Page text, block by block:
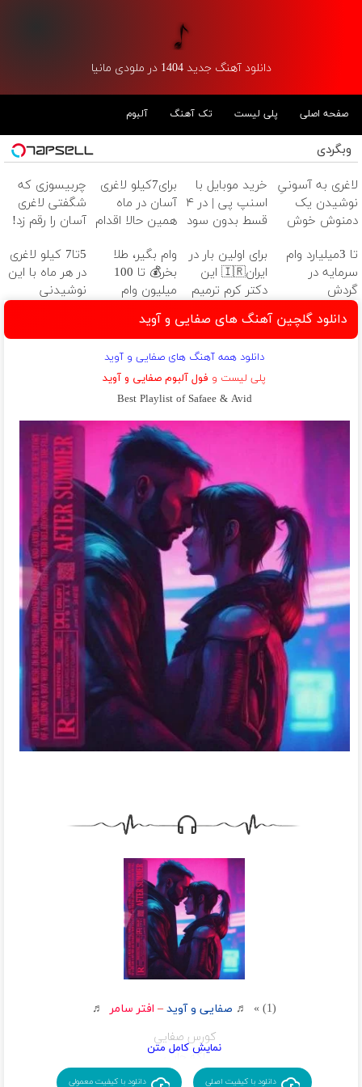
دانلود آهنگ جدید 1404 در ملودی مانیا
صفحه اصلی پلی لیست تک آهنگ آلبوم
وبگردی
لاغری به آسونیِ
نوشیدن یک
دمنوش خوش
خرید موبایل با
اسنپ پی | در ۴
قسط بدون سود
برای7کیلو لاغری
آسان در ماه
همین حالا اقدام
قیمت قدیم
چربیسوزی که
شگفتی لاغری
آسان را رقم زد!
تا 3میلیارد وام
سرمایه در
گردش
فروشندگان =>
فروشگاهت رو
ثبت کن
برای اولین بار در
ایران🇮🇷 این
دکتر کرم ترمیم
ساخت!
وام بگیر، طلا
بخر💰 تا 100
میلیون وام
فوری بدون
ضامن
5تا7 کیلو لاغری
در هر ماه با این
نوشیدنی
🔥
دانلود گلچین آهنگ های صفایی و آوید
دانلود همه آهنگ های صفایی و آوید
پلی لیست و فول آلبوم صفایی و آوید
Best Playlist of Safaee & Avid
(1) » ♬ صفایی و آوید – افتر سامر
♬
کورس صفایی
اگه جایی
گفتن از‌مندانلود با کیفیت اصلی دانلود با کیفیت معمولی